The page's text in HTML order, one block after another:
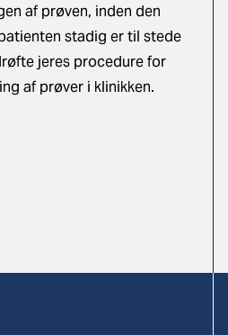
af prøven, inden den
stadig er til stede
jeres procedure for
af prøver i klinikken.